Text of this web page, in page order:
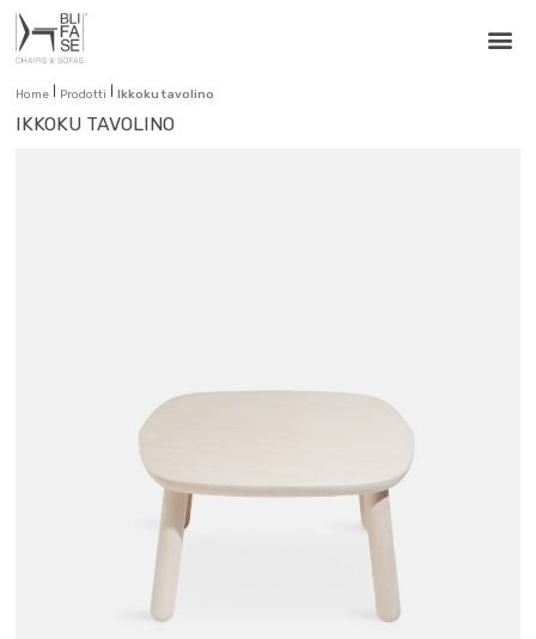
Home Prodotti Ikkoku tavolino
IKKOKU TAVOLINO